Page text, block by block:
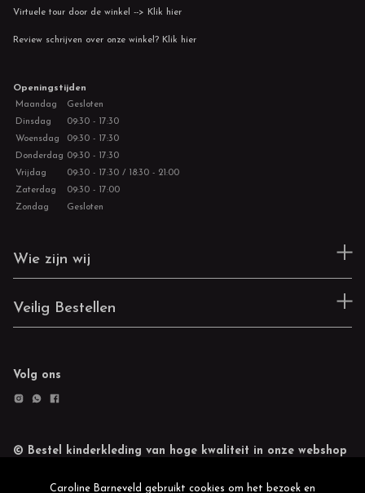
Virtuele tour door de winkel --> Klik hier
Review schrijven over onze winkel? Klik hier
Openingstijden
Maandag
Gesloten
Dinsdag
09:30 - 17:30
Woensdag
09:30 - 17:30
Donderdag 09:30 - 17:30
Vrijdag
09:30 - 17:30 / 18:30 - 21:00
Zaterdag
09:30 - 17:00
Zondag
Gesloten
Wie zijn wij
Veilig Bestellen
Volg ons
© Bestel kinderkleding van hoge kwaliteit in onze webshop
Caroline Barneveld gebruikt cookies om het bezoek en